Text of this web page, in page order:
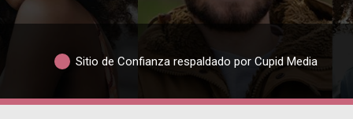
Sitio de Confianza respaldado por Cupid Media